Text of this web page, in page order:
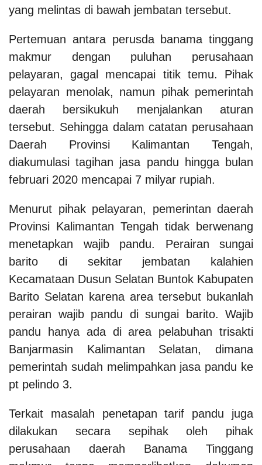
yang melintas di bawah jembatan tersebut.
Pertemuan antara perusda banama tinggang
makmur dengan puluhan perusahaan
pelayaran, gagal mencapai titik temu. Pihak
pelayaran menolak, namun pihak pemerintah
daerah bersikukuh menjalankan aturan
tersebut. Sehingga dalam catatan perusahaan
Daerah Provinsi Kalimantan Tengah,
diakumulasi tagihan jasa pandu hingga bulan
februari 2020 mencapai 7 milyar rupiah.
Menurut pihak pelayaran, pemerintan daerah
Provinsi Kalimantan Tengah tidak berwenang
menetapkan wajib pandu. Perairan sungai
barito di sekitar jembatan kalahien
Kecamataan Dusun Selatan Buntok Kabupaten
Barito Selatan karena area tersebut bukanlah
perairan wajib pandu di sungai barito. Wajib
pandu hanya ada di area pelabuhan trisakti
Banjarmasin Kalimantan Selatan, dimana
pemerintah sudah melimpahkan jasa pandu ke
pt pelindo 3.
Terkait masalah penetapan tarif pandu juga
dilakukan secara sepihak oleh pihak
perusahaan daerah Banama Tinggang